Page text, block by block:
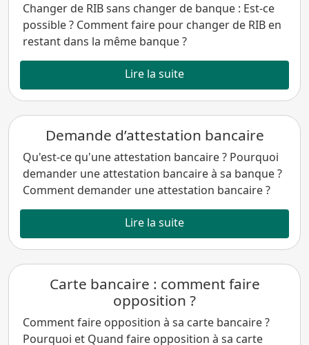
Changer de RIB sans changer de banque : Est-ce
possible ? Comment faire pour changer de RIB en
restant dans la même banque ?
Lire la suite
Demande d’attestation bancaire
Qu'est-ce qu'une attestation bancaire ? Pourquoi
demander une attestation bancaire à sa banque ?
Comment demander une attestation bancaire ?
Lire la suite
Carte bancaire : comment faire
opposition ?
Comment faire opposition à sa carte bancaire ?
Pourquoi et Quand faire opposition à sa carte